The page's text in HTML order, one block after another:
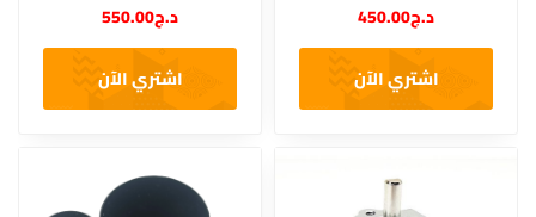
د.ج550.00
اشتري الآن
د.ج450.00
اشتري الآن